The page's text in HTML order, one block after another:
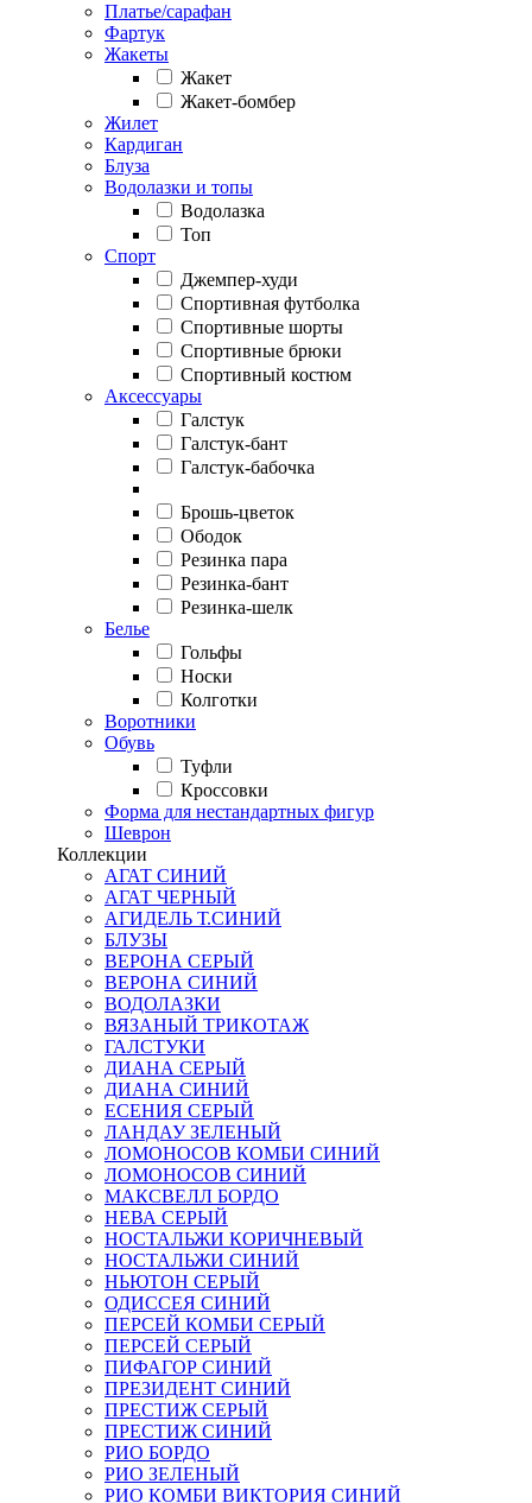
Платье/сарафан
Фартук
Жакеты
Жакет
Жакет-бомбер
Жилет
Кардиган
Блуза
Водолазки и топы
Водолазка
Топ
Спорт
Джемпер-худи
Спортивная футболка
Спортивные шорты
Спортивные брюки
Спортивный костюм
Аксессуары
Галстук
Галстук-бант
Галстук-бабочка
Брошь-цветок
Ободок
Резинка пара
Резинка-бант
Резинка-шелк
Белье
Гольфы
Носки
Колготки
Воротники
Обувь
Туфли
Кроссовки
Форма для нестандартных фигур
Шеврон
Коллекции
АГАТ СИНИЙ
АГАТ ЧЕРНЫЙ
АГИДЕЛЬ Т.СИНИЙ
БЛУЗЫ
ВЕРОНА СЕРЫЙ
ВЕРОНА СИНИЙ
ВОДОЛАЗКИ
ВЯЗАНЫЙ ТРИКОТАЖ
ГАЛСТУКИ
ДИАНА СЕРЫЙ
ДИАНА СИНИЙ
ЕСЕНИЯ СЕРЫЙ
ЛАНДАУ ЗЕЛЕНЫЙ
ЛОМОНОСОВ КОМБИ СИНИЙ
ЛОМОНОСОВ СИНИЙ
МАКСВЕЛЛ БОРДО
НЕВА СЕРЫЙ
НОСТАЛЬЖИ КОРИЧНЕВЫЙ
НОСТАЛЬЖИ СИНИЙ
НЬЮТОН СЕРЫЙ
ОДИССЕЯ СИНИЙ
ПЕРСЕЙ КОМБИ СЕРЫЙ
ПЕРСЕЙ СЕРЫЙ
ПИФАГОР СИНИЙ
ПРЕЗИДЕНТ СИНИЙ
ПРЕСТИЖ СЕРЫЙ
ПРЕСТИЖ СИНИЙ
РИО БОРДО
РИО ЗЕЛЕНЫЙ
РИО КОМБИ ВИКТОРИЯ СИНИЙ